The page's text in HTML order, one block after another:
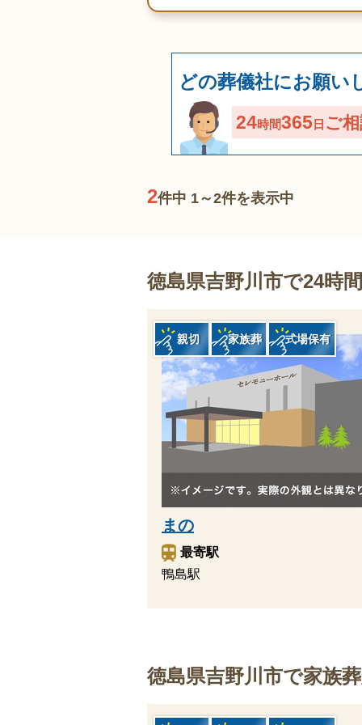
どの葬儀社にお願い
24時間365 日 ご
2件中 1～2件を表示中
徳島県吉野川市で24時
まの
最寄駅
鴨島駅
親切 家族葬 式場保有
徳島県吉野川市で家族